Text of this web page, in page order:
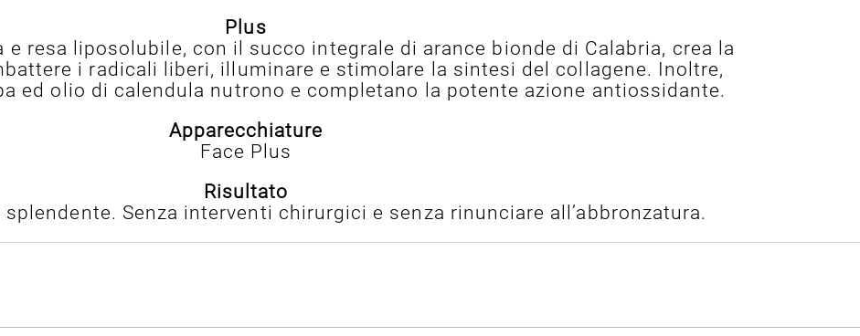
Plus
e resa liposolubile, con il succo integrale di arance bionde di Calabria, crea la
i radicali liberi, illuminare e stimolare la sintesi del collagene. Inoltre,
ed olio di calendula nutrono e completano la potente azione antiossidante.
Apparecchiature
Face Plus
Risultato
Senza interventi chirurgici e senza rinunciare all’abbronzatura.